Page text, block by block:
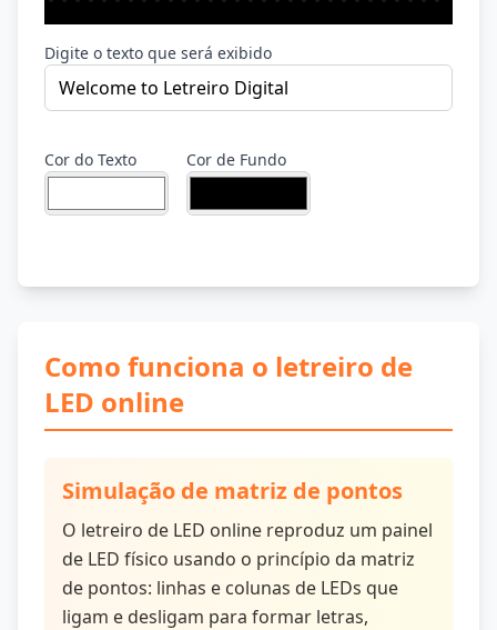
Digite o texto que será exibido
Cor do Texto Cor de Fundo
Como funciona o letreiro de
LED online
Simulação de matriz de pontos
O letreiro de LED online reproduz um painel
de LED físico usando o princípio da matriz
de pontos: linhas e colunas de LEDs que
ligam e desligam para formar letras,